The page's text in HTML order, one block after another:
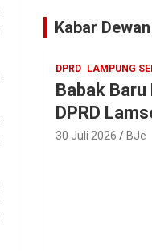
Kabar Dewan
DPRD LAMPUNG
Babak
DPRD
Seluruh
30 Juli 2026 BJe